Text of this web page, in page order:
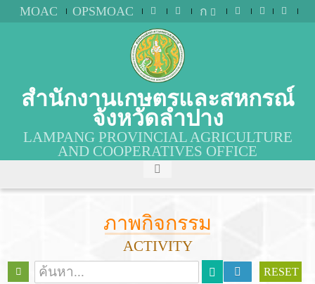
MOAC OPSMOAC ก
สำนักงานเกษตรและสหกรณ์
จังหวัดลำปาง
LAMPANG PROVINCIAL AGRICULTURE
AND COOPERATIVES OFFICE
ภาพกิจกรรม
ACTIVITY
RESET